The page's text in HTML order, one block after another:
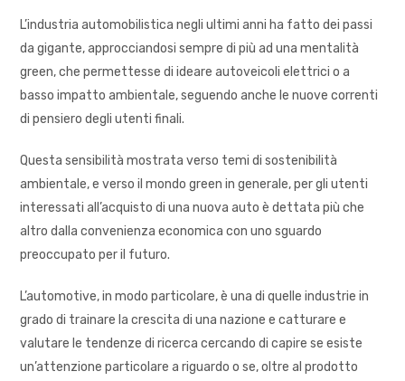
L’industria automobilistica negli ultimi anni ha fatto dei passi
da gigante, approcciandosi sempre di più ad una mentalità
green, che permettesse di ideare autoveicoli elettrici o a
basso impatto ambientale, seguendo anche le nuove correnti
di pensiero degli utenti finali.
Questa sensibilità mostrata verso temi di sostenibilità
ambientale, e verso il mondo green in generale, per gli utenti
interessati all’acquisto di una nuova auto è dettata più che
altro dalla convenienza economica con uno sguardo
preoccupato per il futuro.
L’automotive, in modo particolare, è una di quelle industrie in
grado di trainare la crescita di una nazione e catturare e
valutare le tendenze di ricerca cercando di capire se esiste
un’attenzione particolare a riguardo o se, oltre al prodotto